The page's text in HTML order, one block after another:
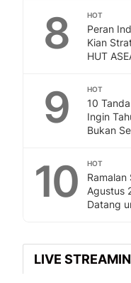
8 HOT
Peran
Kian
HUT
9 HOT
10
Ingin
Bukan
10 HOT
Ramalan
Agustus
Datang
LIVE